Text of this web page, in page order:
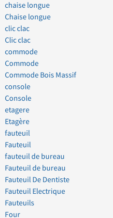
chaise longue
Chaise longue
clic clac
Clic clac
commode
Commode
Commode Bois Massif
console
Console
etagere
Etagère
fauteuil
Fauteuil
fauteuil de bureau
Fauteuil de bureau
Fauteuil De Dentiste
Fauteuil Electrique
Fauteuils
Four